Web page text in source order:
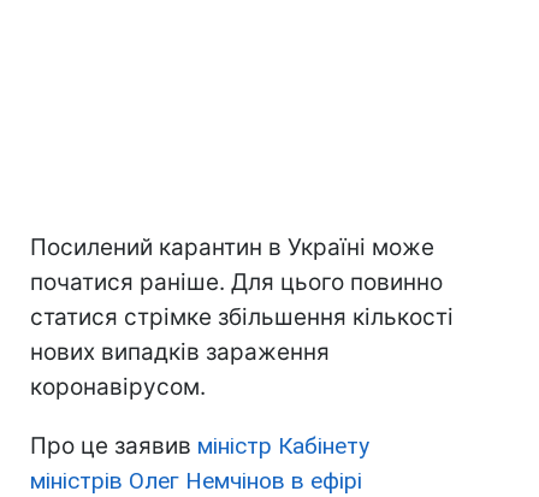
Посилений карантин в Україні може
початися раніше. Для цього повинно
статися стрімке збільшення кількості
нових випадків зараження
коронавірусом.
Про це заявив міністр Кабінету
міністрів Олег Немчінов в ефірі